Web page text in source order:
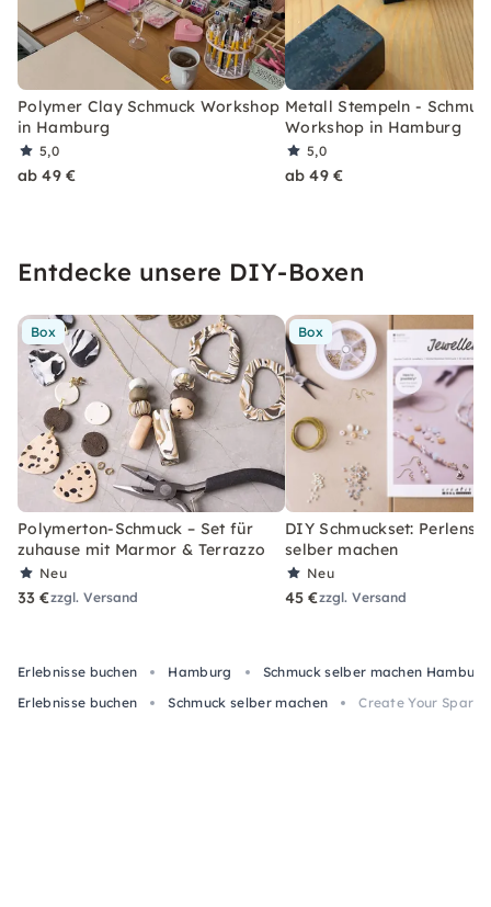
Polymer Clay Schmuck Workshop
in Hamburg
5,0
ab 49 €
Metall Stempeln -
Workshop in Hamburg
5,0
ab 49 €
Entdecke unsere DIY-Boxen
Box
Polymerton-Schmuck – Set für
zuhause mit Marmor & Terrazzo
Neu
33 €zzgl. Versand
Box
DIY Schmuckset:
selber machen
Neu
45 €zzgl. Versand
Erlebnisse buchen Hamburg
Schmuck selber machen Hamburg
Erlebnisse buchen
Schmuck selber machen Create Your